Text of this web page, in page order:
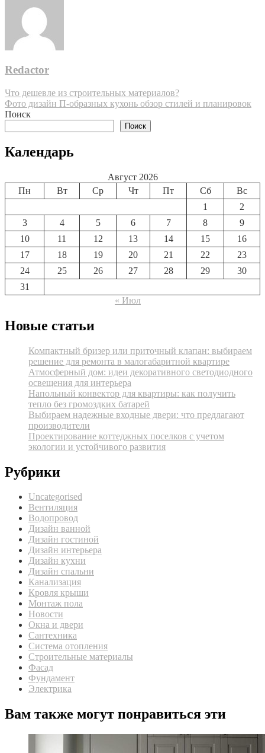
Redactor
Навигация
по
Что дешевле из строительных материалов?
Фото дизайн П-образных кухонь обзор стилей и планировок
Поиск
Поиск
Календарь
Август 2026
Пн
Вт Ср Чт Пт Сб
Вс
1
2
3
4 5 6 7 8
9
10
11 12 13 14 15
16
17
18 19 20 21 22
23
24
25 26 27 28 29
30
31
« Июл
Новые статьи
Компактный бризер или приточный клапан: выбираем
решение для ремонта в малогабаритной квартире
Атмосферный дом: идеи декоративного светодиодного
освещения для интерьера
Напольный конвектор для квартиры: как получить
тепло без громоздких батарей
Выбираем надежные входные двери: что предлагают
производители
Проектирование коттеджных поселков с учетом
экологии и устойчивого развития
Рубрики
Uncategorised
Вентиляция
Водопровод
Дизайн ванной
Дизайн гостиной
Дизайн интерьера
Дизайн кухни
Дизайн спальни
Канализация
Кровля крыши
Монтаж пола
Новости
Окна и двери
Сантехника
Система отопления
Строительные материалы
Фасад
Фундамент
Электрика
Вам также могут понравиться эти